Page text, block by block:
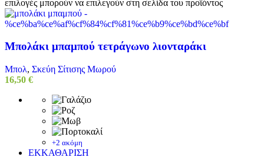
επιλογές μπορούν να επιλεγούν στη σελίδα του προϊόντος
Μπολάκι μπαμπού τετράγωνο λιονταράκι
Μπολ, Σκεύη Σίτισης Μωρού
16,50 €
+2 ακόμη
ΕΚΚΑΘΑΡΙΣΗ